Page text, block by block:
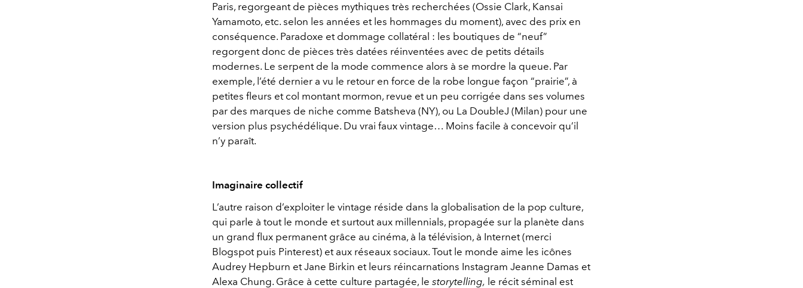
Paris, regorgeant de pièces mythiques très recherchées (Ossie Clark, Kansai
Yamamoto, etc. selon les années et les hommages du moment), avec des prix en
conséquence. Paradoxe et dommage collatéral : les boutiques de “neuf”
regorgent donc de pièces très datées réinventées avec de petits détails
modernes. Le serpent de la mode commence alors à se mordre la queue. Par
exemple, l’été dernier a vu le retour en force de la robe longue façon “prairie”, à
petites fleurs et col montant mormon, revue et un peu corrigée dans ses volumes
par des marques de niche comme Batsheva (NY), ou La DoubleJ (Milan) pour une
version plus psychédélique. Du vrai faux vintage… Moins facile à concevoir qu’il
n’y paraît.
Imaginaire collectif
L’autre raison d’exploiter le vintage réside dans la globalisation de la pop culture,
qui parle à tout le monde et surtout aux millennials, propagée sur la planète dans
un grand flux permanent grâce au cinéma, à la télévision, à Internet (merci
Blogspot puis Pinterest) et aux réseaux sociaux. Tout le monde aime les icônes
Audrey Hepburn et Jane Birkin et leurs réincarnations Instagram Jeanne Damas et
Alexa Chung. Grâce à cette culture partagée, le storytelling, le récit séminal est